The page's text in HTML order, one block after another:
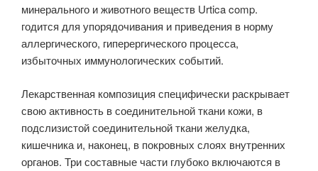
минерального и животного веществ Urtica comp.
годится для упорядочивания и приведения в норму
аллергического, гиперергического процесса,
избыточных иммунологических событий.
Лекарственная композиция специфически раскрывает
свою активность в соединительной ткани кожи, в
подслизистой соединительной ткани желудка,
кишечника и, наконец, в покровных слоях внутренних
органов. Три составные части глубоко включаются в